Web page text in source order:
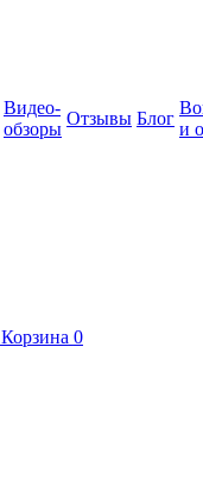
Видео-
обзоры
Отзывы Блог
и
Корзина 0